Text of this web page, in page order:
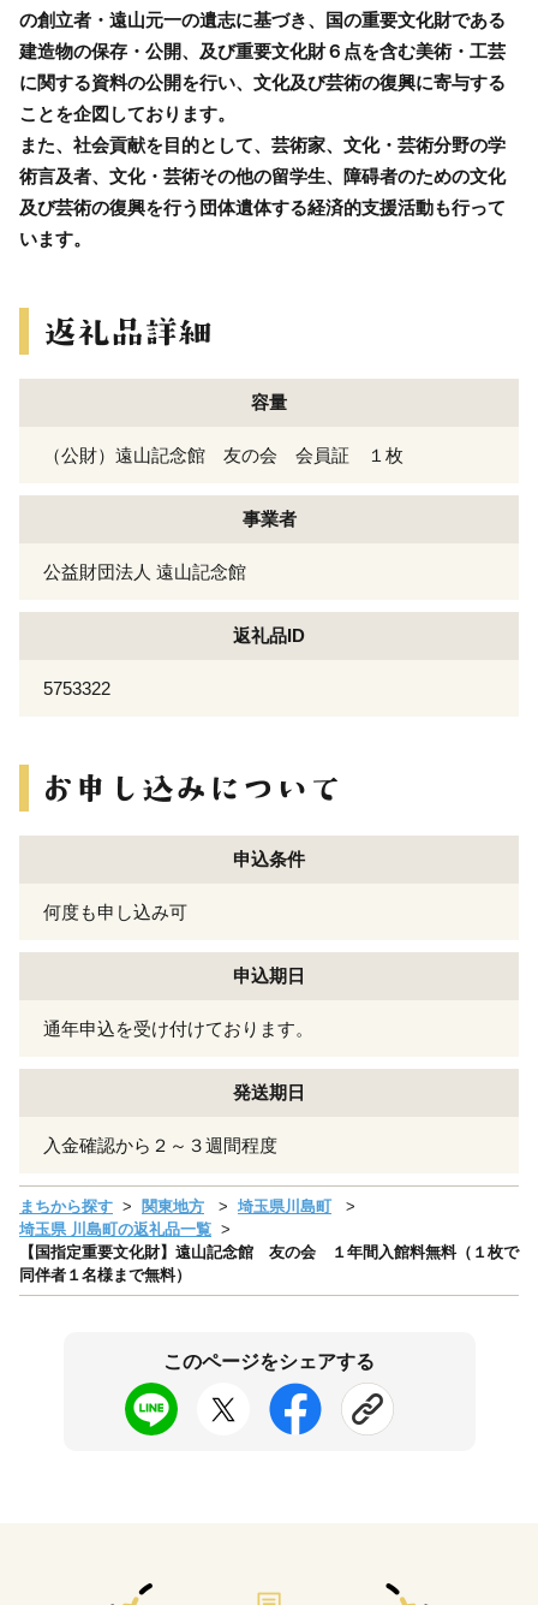
の創立者・遠山元一の遺志に基づき、国の重要文化財である
建造物の保存・公開、及び重要文化財６点を含む美術・工芸
に関する資料の公開を行い、文化及び芸術の復興に寄与する
ことを企図しております。
また、社会貢献を目的として、芸術家、文化・芸術分野の学
術言及者、文化・芸術その他の留学生、障碍者のための文化
及び芸術の復興を行う団体遺体する経済的支援活動も行って
います。
容量
（公財）遠山記念館 友の会 会員証 １枚
事業者
公益財団法人 遠山記念館
返礼品ID
5753322
申込条件
何度も申し込み可
申込期日
通年申込を受け付けております。
発送期日
入金確認から２～３週間程度
まちから探す 関東地方
埼玉県川島町
埼玉県 川島町の返礼品一覧
【国指定重要文化財】遠山記念館 友の会 １年間入館料無料（１枚で
同伴者１名様まで無料）
このページをシェアする